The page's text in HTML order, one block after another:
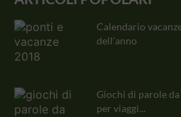
Calendario
dell’anno
Giochi di parole
per viaggi...